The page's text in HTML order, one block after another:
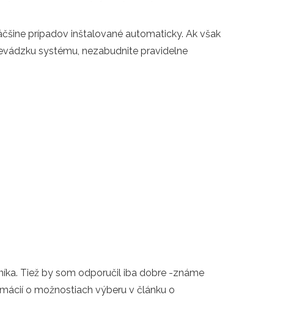
prípadov inštalované automaticky. Ak však
systému, nezabudnite pravidelne
Tiež by som odporučil iba dobre -známe
o možnostiach výberu v článku o